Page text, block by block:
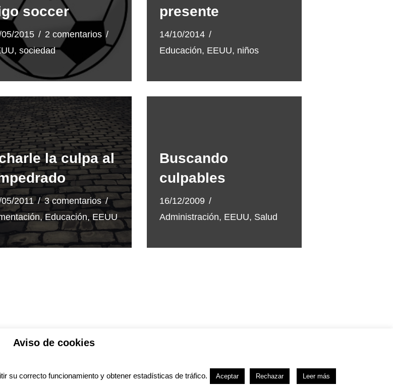
soccer
05/2015
2 comentarios
,sociedad
presente
14/10/2014
Educación, EEUU, niños
la culpa al
2011
3 comentarios
, Educación, EEUU
Buscando
culpables
16/12/2009
Administración, EEUU, Salud
del temaNeve
Aviso de cookies
su correcto funcionamiento y obtener estadísticas de tráfico. Aceptar Rechazar Leer más